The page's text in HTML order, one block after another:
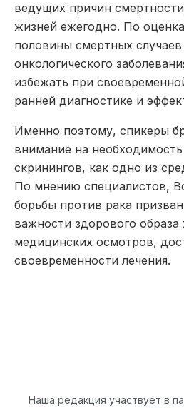
ведущих причин
жизней ежегодно. По
половины смертных
онкологического
избежать при
ранней диагностике и
Именно поэтому, спикеры
внимание на
скринингов, как одно из
По мнению специалистов,
борьбы против рака
важности здорового образа
медицинских осмотров,
своевременности лечения.
Наша редакция участвует в